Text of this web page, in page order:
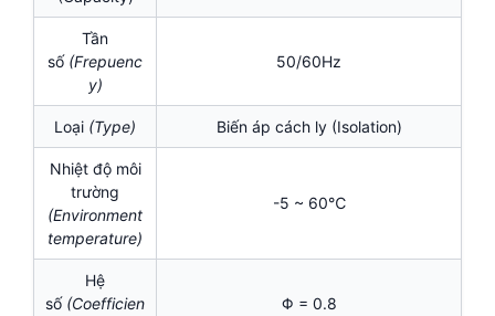
Tần
số (Frepuenc
y)
50/60Hz
Loại (Type) Biến áp cách ly (Isolation)
Nhiệt độ môi
trường
(Environment
temperature)
-5 ~ 60℃
Hệ
số (Coefficien
Φ = 0.8